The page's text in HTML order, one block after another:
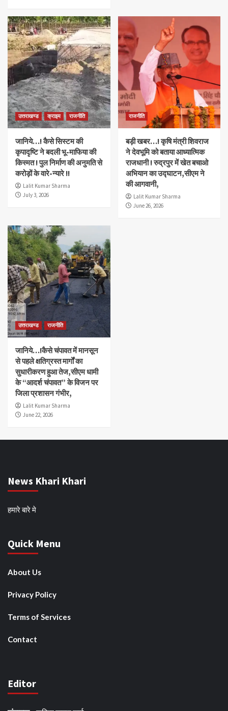
उत्तराखण्ड क्राइम राजनीति
जानिये…! कैसे सिस्टम की
कृपादृष्टि ने बदली भू-माफिया की
किस्मत ! पुल निर्माण की अनुमति से
करोड़ों के वारे-न्यारे !!
Lalit Kumar Sharma
July 3, 2026
राजनीति
बड़ी खबर…! कृषि मंत्री शिवराज
ने देवभूमि को बताया आध्यात्मिक
राजधानी ! रुद्रपुर में खेत बचाओ
अभियान का उद्घाटन,सीएम ने
की आगवानी,
Lalit Kumar Sharma
June 26, 2026
उत्तराखण्ड राजनीति
जानिये…!कैसे चंपावत में मानसून
से पहले क्षतिग्रस्त मार्गों का
सुधारीकरण हुआ तेज,सीएम धामी
के “आदर्श चंपावत” के विजन पर
जिला प्रशासन गंभीर,
Lalit Kumar Sharma
June 22, 2026
News Khari Khari
हमारे बारे मे
Quick Menu
About Us
Privacy Policy
Terms of Services
Contact
Editor